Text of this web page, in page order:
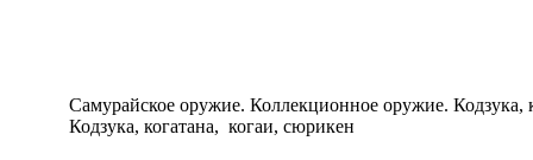
Самурайское оружие. Коллекционное оружие. Кодзука,
Кодзука, когатана, когаи, сюрикен